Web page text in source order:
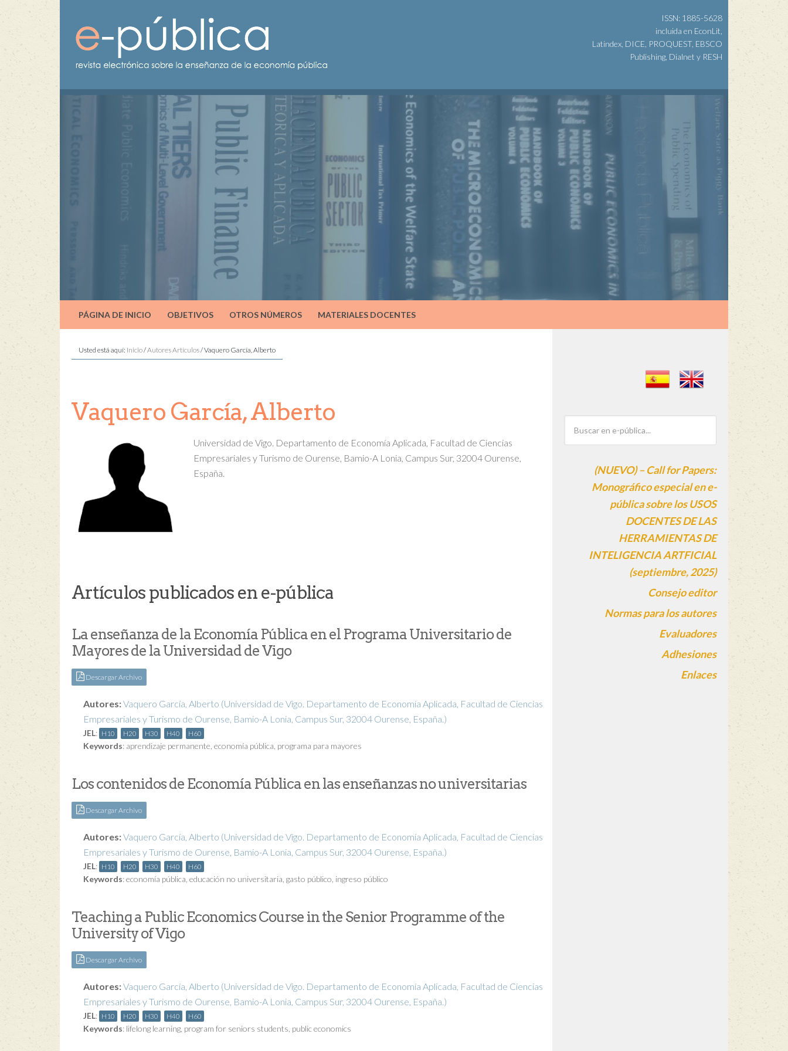
ISSN: 1885-5628
incluida en EconLit,
Latindex, DICE, PROQUEST, EBSCO
Publishing, Dialnet y RESH
PÁGINA DE INICIO OBJETIVOS OTROS NÚMEROS MATERIALES DOCENTES
Usted está aquí: Inicio/Autores Artículos/Vaquero García, Alberto
Vaquero García, Alberto
Universidad de Vigo. Departamento de Economía Aplicada, Facultad de Ciencias
Empresariales y Turismo de Ourense, Bamio-A Lonia, Campus Sur, 32004 Ourense,
España.
Artículos publicados en e-pública
La enseñanza de la Economía Pública en el Programa Universitario de
Mayores de la Universidad de Vigo
Descargar Archivo
Autores:Vaquero García, Alberto (Universidad de Vigo. Departamento de Economía Aplicada, Facultad de Ciencias
Empresariales y Turismo de Ourense, Bamio-A Lonia, Campus Sur, 32004 Ourense, España.)
JEL: H10 H20 H30 H40 H60
Keywords: aprendizaje permanente economía pública programa para mayores
Los contenidos de Economía Pública en las enseñanzas no universitarias
Descargar Archivo
Autores:Vaquero García, Alberto (Universidad de Vigo. Departamento de Economía Aplicada, Facultad de Ciencias
Empresariales y Turismo de Ourense, Bamio-A Lonia, Campus Sur, 32004 Ourense, España.)
JEL: H10 H20 H30 H40 H60
Keywords:economía pública educación no universitaria gasto público ingreso público
Teaching a Public Economics Course in the Senior Programme of the
University of Vigo
Descargar Archivo
Autores:Vaquero García, Alberto (Universidad de Vigo. Departamento de Economía Aplicada, Facultad de Ciencias
Empresariales y Turismo de Ourense, Bamio-A Lonia, Campus Sur, 32004 Ourense, España.)
JEL: H10 H20 H30 H40 H60
Keywords: lifelong learning program for seniors students public economics
(NUEVO) – Call for Papers:
Monográfico especial en e-
pública sobre los USOS
DOCENTES DE LAS
HERRAMIENTAS DE
INTELIGENCIA ARTFICIAL
(septiembre, 2025)
Consejo editor
Normas para los autores
Evaluadores
Adhesiones
Enlaces